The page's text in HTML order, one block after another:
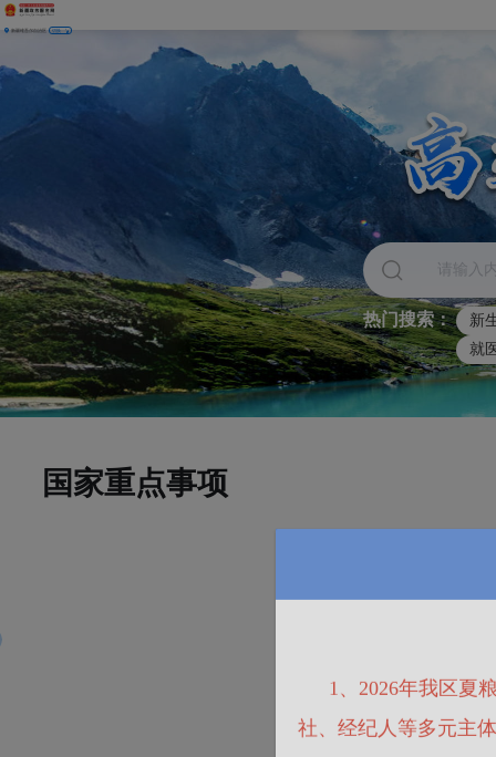
新疆维吾尔自治区 切换
热门搜索：
新
就
国家重点事项
留学服务“一件事”
1、2026年我区夏
社、经纪人等多元主